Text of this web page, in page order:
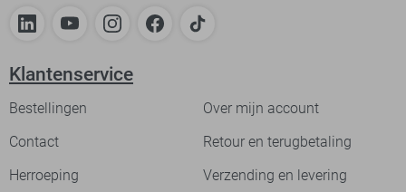
Klantenservice
Bestellingen
Over mijn account
Contact
Retour en terugbetaling
Herroeping
Verzending en levering